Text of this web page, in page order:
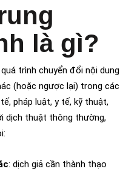
là gì?
trình chuyển đổi nội dung
(hoặc ngược lại) trong các
pháp luật, y tế, kỹ thuật,
dịch thuật thông thường,
: dịch giả cần thành thạo